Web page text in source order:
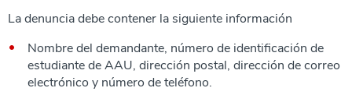
La denuncia debe contener la siguiente información
Nombre del demandante, número de identificación de
estudiante de AAU, dirección postal, dirección de correo
electrónico y número de teléfono.